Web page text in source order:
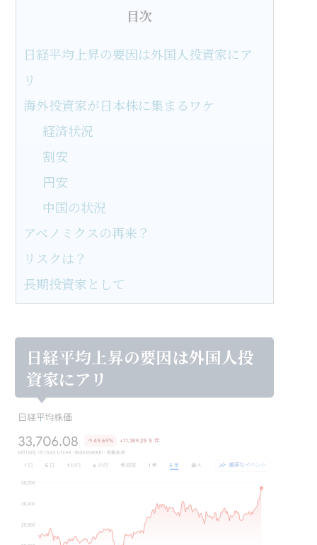
目次
日経平均上昇の要因は外国人投資家にア
リ
海外投資家が日本株に集まるワケ
経済状況
割安
円安
中国の状況
アベノミクスの再来？
リスクは？
長期投資家として
日経平均上昇の要因は外国人投
資家にアリ